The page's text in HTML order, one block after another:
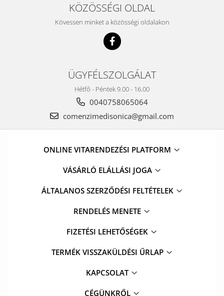
KÖZÖSSÉGI OLDAL
Kövessen minket a közösségi oldalakon
ÜGYFÉLSZOLGÁLAT
Hétfő - Péntek 9.00 - 16.00
0040758065064
comenzimedisonica@gmail.com
ONLINE VITARENDEZÉSI PLATFORM
VÁSÁRLÓ ELÁLLÁSI JOGA
ÁLTALANOS SZERZŐDÉSI FELTÉTELEK
RENDELÉS MENETE
FIZETÉSI LEHETŐSÉGEK
TERMÉK VISSZAKÜLDÉSI ŰRLAP
KAPCSOLAT
CÉGÜNKRŐL